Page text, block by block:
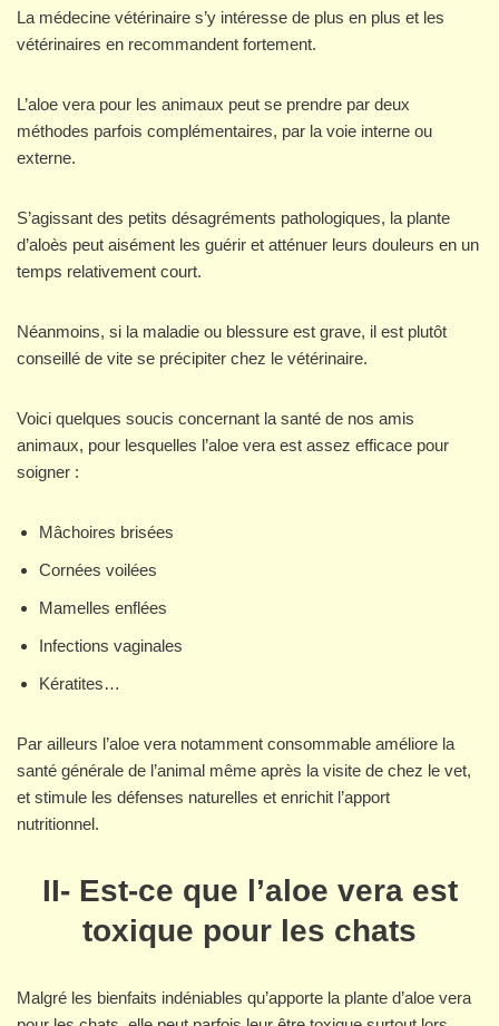
La médecine vétérinaire s’y intéresse de plus en plus et les
vétérinaires en recommandent fortement.
L’aloe vera pour les animaux peut se prendre par deux
méthodes parfois complémentaires, par la voie interne ou
externe.
S’agissant des petits désagréments pathologiques, la plante
d’aloès peut aisément les guérir et atténuer leurs douleurs en un
temps relativement court.
Néanmoins, si la maladie ou blessure est grave, il est plutôt
conseillé de vite se précipiter chez le vétérinaire.
Voici quelques soucis concernant la santé de nos amis
animaux, pour lesquelles l’aloe vera est assez efficace pour
soigner :
Mâchoires brisées
Cornées voilées
Mamelles enflées
Infections vaginales
Kératites…
Par ailleurs l’aloe vera notamment consommable améliore la
santé générale de l’animal même après la visite de chez le vet,
et stimule les défenses naturelles et enrichit l’apport
nutritionnel.
II- Est-ce que l’aloe vera est
toxique pour les chats
Malgré les bienfaits indéniables qu’apporte la plante d’aloe vera